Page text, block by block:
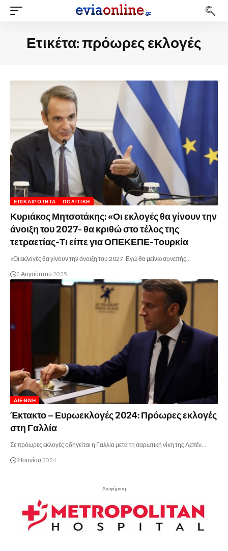
Ετικέτα:πρόωρες εκλογές
ΕΠΙΚΑΙΡΌΤΗΤΑ ΠΟΛΙΤΙΚΉ
Κυριάκος Μητσοτάκης: «Οι εκλογές θα γίνουν την
άνοιξη του 2027- θα κριθώ στο τέλος της
τετραετίας-Τι είπε για ΟΠΕΚΕΠΕ-Τουρκία
«Οι εκλογές θα γίνουν την άνοιξη του 2027. Εγώ θα μείνω συνεπής…
2 Αυγούστου 2025
ΔΙΕΘΝΉ
Έκτακτο – Ευρωεκλογές 2024: Πρόωρες εκλογές
στη Γαλλία
Σε πρόωρες εκλογές οδηγείται η Γαλλία μετά τη σαρωτική νίκη της Λεπέν…
9 Ιουνίου 2024
- Διαφήμιση -